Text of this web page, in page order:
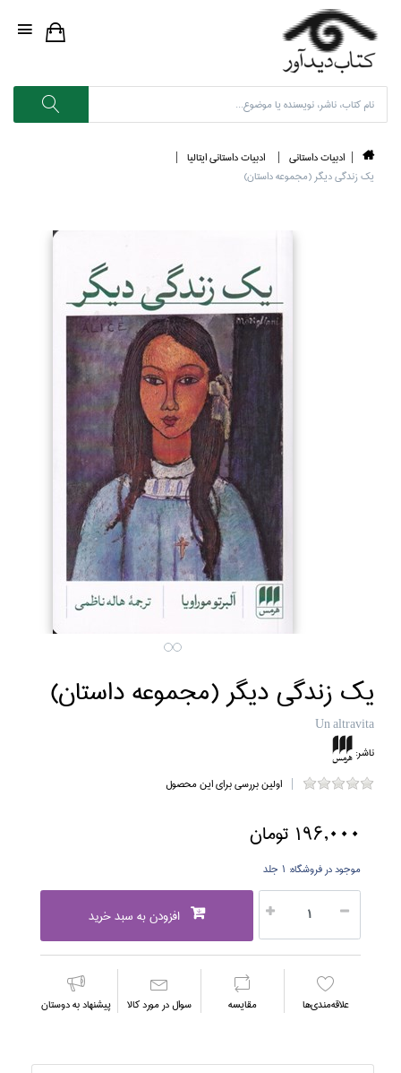
ادبيات داستاني
ادبيات داستاني ايتاليا
يك زندگي ديگر (مجموعه داستان)
يك زندگي ديگر (مجموعه داستان)
Un altravita
ناشر:
اولین بررسی برای این محصول
196,000 تومان
موجود در فروشگاه: 1 جلد
افزودن به سبد خرید
علاقه‌مندي‌ها مقايسه سوال در مورد كالا پیشنهاد به دوستان